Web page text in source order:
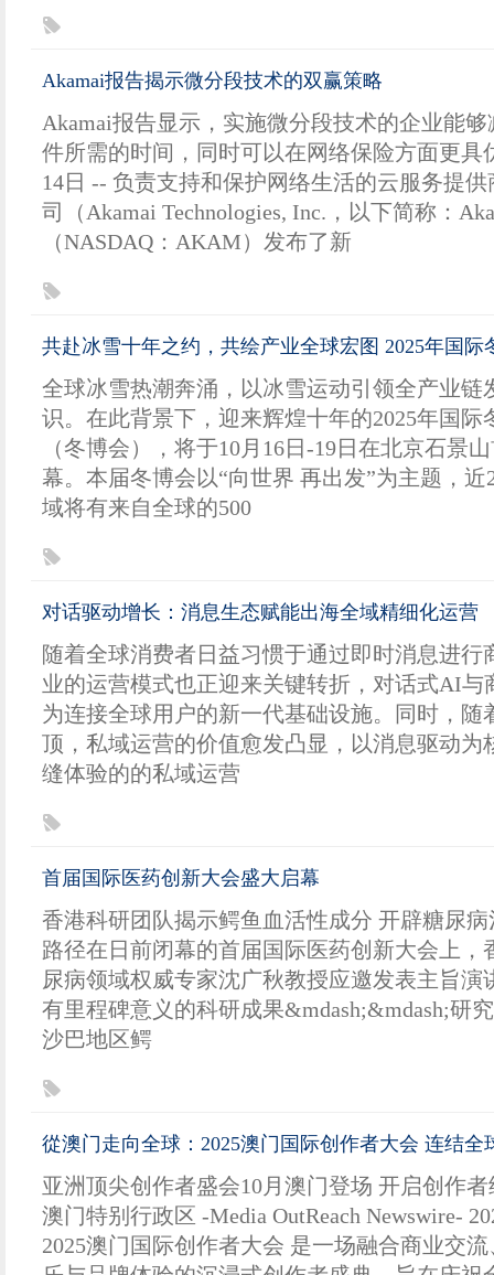
Akamai报告揭示微分段技术的双赢策略
Akamai报告显示，实施微分段技术的企业能
件所需的时间，同时可以在网络保险方面更具
14日 -- 负责支持和保护网络生活的云服务提
司（Akamai Technologies, Inc.，以下简称：
（NASDAQ：AKAM）发布了新
共赴冰雪十年之约，共绘产业全球宏图 2025年国际
全球冰雪热潮奔涌，以冰雪运动引领全产业链
识。在此背景下，迎来辉煌十年的2025年国际
（冬博会），将于10月16日-19日在北京石景
幕。本届冬博会以“向世界 再出发”为主题，
域将有来自全球的500
对话驱动增长：消息生态赋能出海全域精细化运营
随着全球消费者日益习惯于通过即时消息进行
业的运营模式也正迎来关键转折，对话式AI与
为连接全球用户的新一代基础设施。同时，随
顶，私域运营的价值愈发凸显，以消息驱动为
缝体验的的私域运营
首届国际医药创新大会盛大启幕
香港科研团队揭示鳄鱼血活性成分 开辟糖尿
路径在日前闭幕的首届国际医药创新大会上，
尿病领域权威专家沈广秋教授应邀发表主旨演
有里程碑意义的科研成果&mdash;&mdash;研
沙巴地区鳄
從澳门走向全球：2025澳门国际创作者大会 连结全
亚洲顶尖创作者盛会10月澳门登场 开启创作
澳门特别行政区 -Media OutReach Newswire-
2025澳门国际创作者大会 是一场融合商业交